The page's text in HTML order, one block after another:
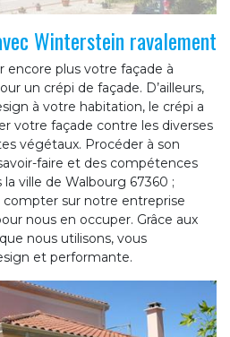
Winterstein ravalement
encore plus votre façade à
un crépi de façade. D’ailleurs,
à votre habitation, le crépi a
votre façade contre les diverses
végétaux. Procéder à son
faire et des compétences
ville de Walbourg 67360 ;
sur notre entreprise
nous en occuper. Grâce aux
nous utilisons, vous
et performante.